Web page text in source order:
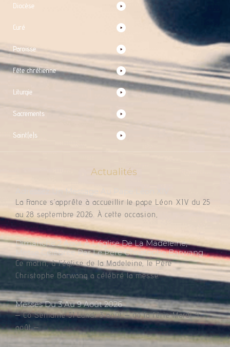
Diocèse
Curé
Paroisse
Fête chrétienne
Liturgie
Sacrements
Saint(e)s
Actualités
Adressez Un Message Au Pape Léon XIV
La France s’apprête à accueillir le pape Léon XIV du 25
au 28 septembre 2026. À cette occasion,
Dimanche 2 Août À L’église De La Madeleine,
Messe Célébrée Par Le Père Christophe Barwang
Ce matin, à l’église de la Madeleine, le Père
Christophe Barwang a célébré la messe.
Messes Du 3 Au 9 Août 2026
– Co Semaine 31 Lundi 3 août – de la férie Mardi 4
août –